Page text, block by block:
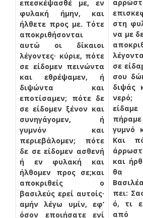
επεσκέψασθέ με, εν
φυλακή ήμην, και
ήλθετε προς με. Τότε
αποκριθήσονται
αυτώ οι δίκαιοι
λέγοντες· κύριε, πότε
σε είδομεν πεινώντα
και εθρέψαμεν, ή
διψώντα και
εποτίσαμεν; πότε δε
σε είδομεν ξένον και
συνηγάγομεν, ή
γυμνόν και
περιεβάλομεν; πότε
δε σε είδομεν ασθενή
ή εν φυλακή και
ήλθομεν προς σε;και
αποκριθείς ο
βασιλεύς ερεί αυτοίς·
αμήν λέγω υμίν, εφ’
όσον εποιήσατε ενί
στη
να με
σε
σου
διψάς
νερό;
γυμνό
Και
και
θα
πει:
ό, τι
από